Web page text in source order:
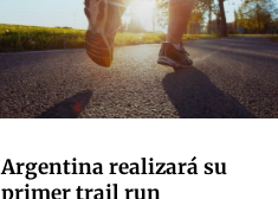
Argentina realizará su
primer trail run